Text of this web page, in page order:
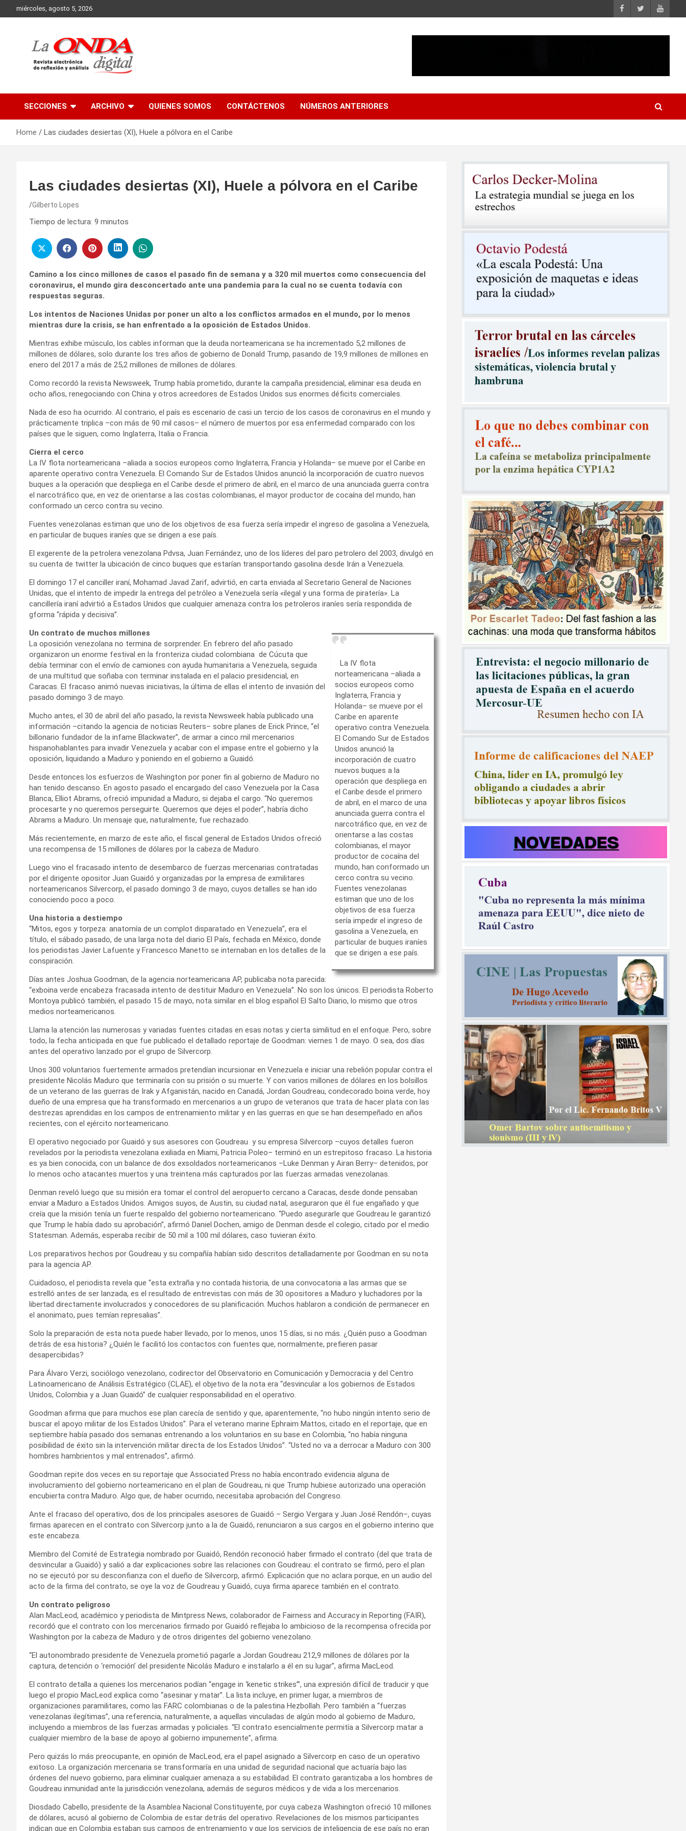
to
miércoles, agosto 5, 2026
SECCIONES ARCHIVO QUIENES SOMOS CONTÁCTENOS NÚMEROS ANTERIORES
Home Las ciudades desiertas (XI), Huele a pólvora en el Caribe
Las ciudades desiertas (XI), Huele a pólvora en el Caribe
Gilberto Lopes
Tiempo de lectura: 9 minutos
Camino a los cinco millones de casos el pasado fin de semana y a 320 mil muertos como consecuencia del
coronavirus, el mundo gira desconcertado ante una pandemia para la cual no se cuenta todavía con
respuestas seguras.
Los intentos de Naciones Unidas por poner un alto a los conflictos armados en el mundo, por lo menos
mientras dure la crisis, se han enfrentado a la oposición de Estados Unidos.
Mientras exhibe músculo, los cables informan que la deuda norteamericana se ha incrementado 5,2 millones de
millones de dólares, solo durante los tres años de gobierno de Donald Trump, pasando de 19,9 millones de millones en
enero del 2017 a más de 25,2 millones de millones de dólares.
Como recordó la revista Newsweek, Trump había prometido, durante la campaña presidencial, eliminar esa deuda en
ocho años, renegociando con China y otros acreedores de Estados Unidos sus enormes déficits comerciales.
Nada de eso ha ocurrido. Al contrario, el país es escenario de casi un tercio de los casos de coronavirus en el mundo y
prácticamente triplica –con más de 90 mil casos– el número de muertos por esa enfermedad comparado con los
países que le siguen, como Inglaterra, Italia o Francia.
Cierra el cerco
La IV flota norteamericana –aliada a socios europeos como Inglaterra, Francia y Holanda– se mueve por el Caribe en
aparente operativo contra Venezuela. El Comando Sur de Estados Unidos anunció la incorporación de cuatro nuevos
buques a la operación que despliega en el Caribe desde el primero de abril, en el marco de una anunciada guerra contra
el narcotráfico que, en vez de orientarse a las costas colombianas, el mayor productor de cocaína del mundo, han
conformado un cerco contra su vecino.
Fuentes venezolanas estiman que uno de los objetivos de esa fuerza sería impedir el ingreso de gasolina a Venezuela,
en particular de buques iraníes que se dirigen a ese país.
El exgerente de la petrolera venezolana Pdvsa, Juan Fernández, uno de los líderes del paro petrolero del 2003, divulgó en
su cuenta de twitter la ubicación de cinco buques que estarían transportando gasolina desde Irán a Venezuela.
El domingo 17 el canciller iraní, Mohamad Javad Zarif, advirtió, en carta enviada al Secretario General de Naciones
Unidas, que el intento de impedir la entrega del petróleo a Venezuela sería «ilegal y una forma de piratería». La
cancillería iraní advirtió a Estados Unidos que cualquier amenaza contra los petroleros iraníes sería respondida de
gforma “rápida y decisiva”.
La IV flota
norteamericana –aliada a
socios europeos como
Inglaterra, Francia y
Holanda– se mueve por el
Caribe en aparente
operativo contra Venezuela.
El Comando Sur de Estados
Unidos anunció la
incorporación de cuatro
nuevos buques a la
operación que despliega en
el Caribe desde el primero
de abril, en el marco de una
anunciada guerra contra el
narcotráfico que, en vez de
orientarse a las costas
colombianas, el mayor
productor de cocaína del
mundo, han conformado un
cerco contra su vecino.
Fuentes venezolanas
estiman que uno de los
objetivos de esa fuerza
sería impedir el ingreso de
gasolina a Venezuela, en
particular de buques iraníes
que se dirigen a ese país.
Un contrato de muchos millones
La oposición venezolana no termina de sorprender. En febrero del año pasado
organizaron un enorme festival en la fronteriza ciudad colombiana de Cúcuta que
debía terminar con el envío de camiones con ayuda humanitaria a Venezuela, seguida
de una multitud que soñaba con terminar instalada en el palacio presidencial, en
Caracas. El fracaso animó nuevas iniciativas, la última de ellas el intento de invasión del
pasado domingo 3 de mayo.
Mucho antes, el 30 de abril del año pasado, la revista Newsweek había publicado una
información –citando la agencia de noticias Reuters– sobre planes de Erick Prince, “el
billonario fundador de la infame Blackwater”, de armar a cinco mil mercenarios
hispanohablantes para invadir Venezuela y acabar con el impase entre el gobierno y la
oposición, liquidando a Maduro y poniendo en el gobierno a Guaidó.
Desde entonces los esfuerzos de Washington por poner fin al gobierno de Maduro no
han tenido descanso. En agosto pasado el encargado del caso Venezuela por la Casa
Blanca, Elliot Abrams, ofreció impunidad a Maduro, si dejaba el cargo. “No queremos
procesarte y no queremos perseguirte. Queremos que dejes el poder”, habría dicho
Abrams a Maduro. Un mensaje que, naturalmente, fue rechazado.
Más recientemente, en marzo de este año, el fiscal general de Estados Unidos ofreció
una recompensa de 15 millones de dólares por la cabeza de Maduro.
Luego vino el fracasado intento de desembarco de fuerzas mercenarias contratadas
por el dirigente opositor Juan Guaidó y organizadas por la empresa de exmilitares
norteamericanos Silvercorp, el pasado domingo 3 de mayo, cuyos detalles se han ido
conociendo poco a poco.
Una historia a destiempo
“Mitos, egos y torpeza: anatomía de un complot disparatado en Venezuela”, era el
título, el sábado pasado, de una larga nota del diario El País, fechada en México, donde
los periodistas Javier Lafuente y Francesco Manetto se internaban en los detalles de la
conspiración.
Días antes Joshua Goodman, de la agencia norteamericana AP, publicaba nota parecida:
“exboina verde encabeza fracasada intento de destituir Maduro en Venezuela”. No son los únicos. El periodista Roberto
Montoya publicó también, el pasado 15 de mayo, nota similar en el blog español El Salto Diario, lo mismo que otros
medios norteamericanos.
Llama la atención las numerosas y variadas fuentes citadas en esas notas y cierta similitud en el enfoque. Pero, sobre
todo, la fecha anticipada en que fue publicado el detallado reportaje de Goodman: viernes 1 de mayo. O sea, dos días
antes del operativo lanzado por el grupo de Silvercorp.
Unos 300 voluntarios fuertemente armados pretendían incursionar en Venezuela e iniciar una rebelión popular contra el
presidente Nicolás Maduro que terminaría con su prisión o su muerte. Y con varios millones de dólares en los bolsillos
de un veterano de las guerras de Irak y Afganistán, nacido en Canadá, Jordan Goudreau, condecorado boina verde, hoy
dueño de una empresa que ha transformado en mercenarios a un grupo de veteranos que trata de hacer plata con las
destrezas aprendidas en los campos de entrenamiento militar y en las guerras en que se han desempeñado en años
recientes, con el ejército norteamericano.
El operativo negociado por Guaidó y sus asesores con Goudreau ­ y su empresa Silvercorp –cuyos detalles fueron
revelados por la periodista venezolana exiliada en Miami, Patricia Poleo– terminó en un estrepitoso fracaso. La historia
es ya bien conocida, con un balance de dos exsoldados norteamericanos –Luke Denman y Airan Berry– detenidos, por
lo menos ocho atacantes muertos y una treintena más capturados por las fuerzas armadas venezolanas.
Denman reveló luego que su misión era tomar el control del aeropuerto cercano a Caracas, desde donde pensaban
enviar a Maduro a Estados Unidos. Amigos suyos, de Austin, su ciudad natal, aseguraron que él fue engañado y que
creía que la misión tenía un fuerte respaldo del gobierno norteamericano. “Puedo asegurarle que Goudreau le garantizó
que Trump le había dado su aprobación”, afirmó Daniel Dochen, amigo de Denman desde el colegio, citado por el medio
Statesman. Además, esperaba recibir de 50 mil a 100 mil dólares, caso tuvieran éxito.
Los preparativos hechos por Goudreau y su compañía habían sido descritos detalladamente por Goodman en su nota
para la agencia AP.
Cuidadoso, el periodista revela que “esta extraña y no contada historia, de una convocatoria a las armas que se
estrelló antes de ser lanzada, es el resultado de entrevistas con más de 30 opositores a Maduro y luchadores por la
libertad directamente involucrados y conocedores de su planificación. Muchos hablaron a condición de permanecer en
el anonimato, pues temían represalias”.
Solo la preparación de esta nota puede haber llevado, por lo menos, unos 15 días, si no más. ¿Quién puso a Goodman
detrás de esa historia? ¿Quién le facilitó los contactos con fuentes que, normalmente, prefieren pasar
desapercibidas?
Para Álvaro Verzi, sociólogo venezolano, codirector del Observatorio en Comunicación y Democracia y del Centro
Latinoamericano de Análisis Estratégico (CLAE), el objetivo de la nota era “desvincular a los gobiernos de Estados
Unidos, Colombia y a Juan Guaidó” de cualquier responsabilidad en el operativo.
Goodman afirma que para muchos ese plan carecía de sentido y que, aparentemente, “no hubo ningún intento serio de
buscar el apoyo militar de los Estados Unidos”. Para el veterano marine Ephraim Mattos, citado en el reportaje, que en
septiembre había pasado dos semanas entrenando a los voluntarios en su base en Colombia, “no había ninguna
posibilidad de éxito sin la intervención militar directa de los Estados Unidos”. “Usted no va a derrocar a Maduro con 300
hombres hambrientos y mal entrenados”, afirmó.
Goodman repite dos veces en su reportaje que Associated Press no había encontrado evidencia alguna de
involucramiento del gobierno norteamericano en el plan de Goudreau, ni que Trump hubiese autorizado una operación
encubierta contra Maduro. Algo que, de haber ocurrido, necesitaba aprobación del Congreso.
Ante el fracaso del operativo, dos de los principales asesores de Guaidó – Sergio Vergara y Juan José Rendón–, cuyas
firmas aparecen en el contrato con Silvercorp junto a la de Guaidó, renunciaron a sus cargos en el gobierno interino que
este encabeza.
Miembro del Comité de Estrategia nombrado por Guaidó, Rendón reconoció haber firmado el contrato (del que trata de
desvincular a Guaidó) y salió a dar explicaciones sobre las relaciones con Goudreau: el contrato se firmó, pero el plan
no se ejecutó por su desconfianza con el dueño de Silvercorp, afirmó. Explicación que no aclara porque, en un audio del
acto de la firma del contrato, se oye la voz de Goudreau y Guaidó, cuya firma aparece también en el contrato.
Un contrato peligroso
Alan MacLeod, académico y periodista de Mintpress News, colaborador de Fairness and Accuracy in Reporting (FAIR),
recordó que el contrato con los mercenarios firmado por Guaidó reflejaba lo ambicioso de la recompensa ofrecida por
Washington por la cabeza de Maduro y de otros dirigentes del gobierno venezolano.
“El autonombrado presidente de Venezuela prometió pagarle a Jordan Goudreau 212,9 millones de dólares por la
captura, detención o ‘remoción’ del presidente Nicolás Maduro e instalarlo a él en su lugar”, afirma MacLeod.
El contrato detalla a quienes los mercenarios podían “engage in ‘kenetic strikes’”, una expresión difícil de traducir y que
luego el propio MacLeod explica como “asesinar y matar”. La lista incluye, en primer lugar, a miembros de
organizaciones paramilitares, como las FARC colombianas o de la palestina Hezbollah. Pero también a “fuerzas
venezolanas ilegítimas”, una referencia, naturalmente, a aquellas vinculadas de algún modo al gobierno de Maduro,
incluyendo a miembros de las fuerzas armadas y policiales. “El contrato esencialmente permitía a Silvercorp matar a
cualquier miembro de la base de apoyo al gobierno impunemente”, afirma.
Pero quizás lo más preocupante, en opinión de MacLeod, era el papel asignado a Silvercorp en caso de un operativo
exitoso. La organización mercenaria se transformaría en una unidad de seguridad nacional que actuaría bajo las
órdenes del nuevo gobierno, para eliminar cualquier amenaza a su estabilidad. El contrato garantizaba a los hombres de
Goudreau inmunidad ante la jurisdicción venezolana, además de seguros médicos y de vida a los mercenarios.
Diosdado Cabello, presidente de la Asamblea Nacional Constituyente, por cuya cabeza Washington ofreció 10 millones
de dólares, acusó al gobierno de Colombia de estar detrás del operativo. Revelaciones de los mismos participantes
indican que en Colombia estaban sus campos de entrenamiento y que los servicios de inteligencia de ese país no eran